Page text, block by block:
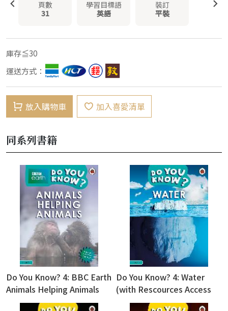
頁數
31
學習目標語
英語
裝訂
平裝
庫存≦30
運送方式：
放入購物車 加入喜愛清單
同系列書籍
Do You Know? 4: BBC Earth
Animals Helping Animals
(with Rescources Access
Do You Know? 4: Water
(with Rescources Access
Code)